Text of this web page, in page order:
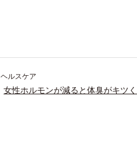
ヘルスケア
女性ホルモンが減ると体臭がキツ